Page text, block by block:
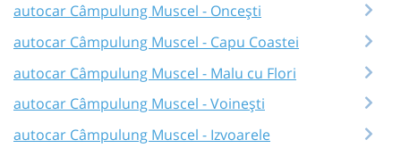
autocar Câmpulung Muscel - Oncești
autocar Câmpulung Muscel - Capu Coastei
autocar Câmpulung Muscel - Malu cu Flori
autocar Câmpulung Muscel - Voinești
autocar Câmpulung Muscel - Izvoarele